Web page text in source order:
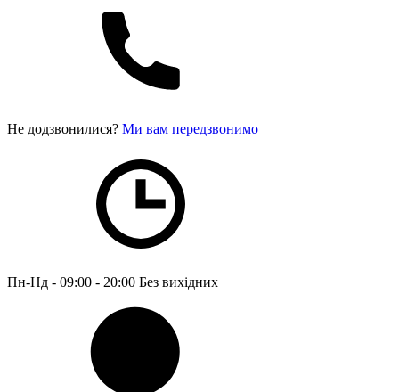
Не додзвонилися? Ми вам передзвонимо
Пн-Нд - 09:00 - 20:00 Без вихідних